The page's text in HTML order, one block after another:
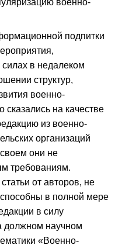
военно-
подпитки
в недалеком
структур,
военно-
сказались на качестве
из военно-
организаций
они не
требованиям.
от авторов, не
в полной мере
в силу
должном научном
«Военно-